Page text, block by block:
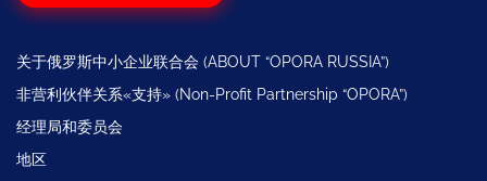
关于俄罗斯中小企业联合会 (ABOUT “OPORA RUSSIA”)
非营利伙伴关系«支持» (Non-Profit Partnership “OPORA”)
经理局和委员会
地区